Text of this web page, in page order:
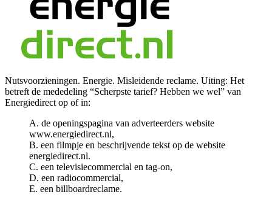
Nutsvoorzieningen. Energie. Misleidende reclame. Uiting: Het
betreft de mededeling “Scherpste tarief? Hebben we wel” van
Energiedirect op of in:
A. de openingspagina van adverteerders website
www.energiedirect.nl,
B. een filmpje en beschrijvende tekst op de website
energiedirect.nl.
C. een televisiecommercial en tag-on,
D. een radiocommercial,
E. een billboardreclame.